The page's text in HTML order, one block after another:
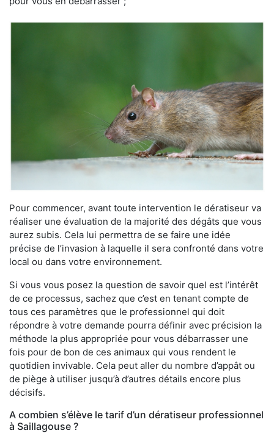
Pour commencer, avant toute intervention le dératiseur va
réaliser une évaluation de la majorité des dégâts que vous
aurez subis. Cela lui permettra de se faire une idée
précise de l’invasion à laquelle il sera confronté dans votre
local ou dans votre environnement.
Si vous vous posez la question de savoir quel est l’intérêt
de ce processus, sachez que c’est en tenant compte de
tous ces paramètres que le professionnel qui doit
répondre à votre demande pourra définir avec précision la
méthode la plus appropriée pour vous débarrasser une
fois pour de bon de ces animaux qui vous rendent le
quotidien invivable. Cela peut aller du nombre d’appât ou
de piège à utiliser jusqu’à d’autres détails encore plus
décisifs.
A combien s’élève le tarif d’un dératiseur professionnel
à Saillagouse ?